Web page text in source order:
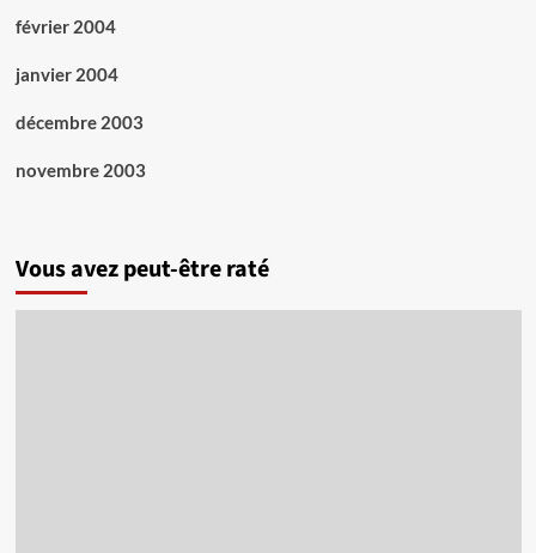
février 2004
janvier 2004
décembre 2003
novembre 2003
Vous avez peut-être raté